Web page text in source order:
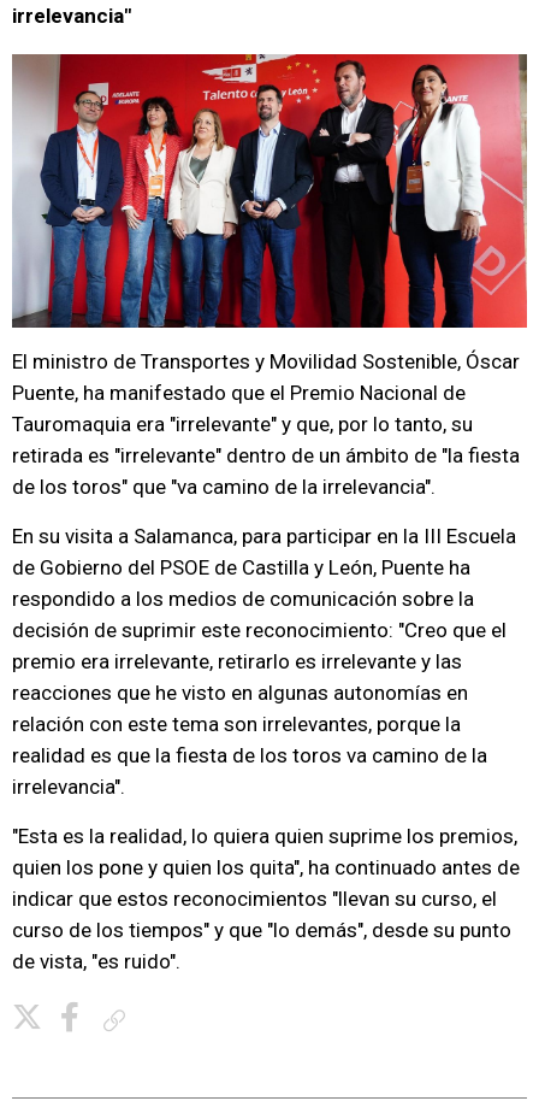
irrelevancia"
El ministro de Transportes y Movilidad Sostenible, Óscar
Puente, ha manifestado que el Premio Nacional de
Tauromaquia era "irrelevante" y que, por lo tanto, su
retirada es "irrelevante" dentro de un ámbito de "la fiesta
de los toros" que "va camino de la irrelevancia".
En su visita a Salamanca, para participar en la III Escuela
de Gobierno del PSOE de Castilla y León, Puente ha
respondido a los medios de comunicación sobre la
decisión de suprimir este reconocimiento: "Creo que el
premio era irrelevante, retirarlo es irrelevante y las
reacciones que he visto en algunas autonomías en
relación con este tema son irrelevantes, porque la
realidad es que la fiesta de los toros va camino de la
irrelevancia".
"Esta es la realidad, lo quiera quien suprime los premios,
quien los pone y quien los quita", ha continuado antes de
indicar que estos reconocimientos "llevan su curso, el
curso de los tiempos" y que "lo demás", desde su punto
de vista, "es ruido".